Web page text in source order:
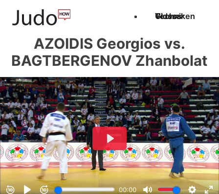
Techniken
Videos
Glossar
AZOIDIS Georgios vs.
BAGTBERGENOV Zhanbolat